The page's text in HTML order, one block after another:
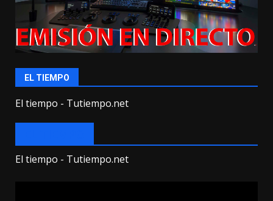
EL TIEMPO
El tiempo - Tutiempo.net
El tiempo - Tutiempo.net